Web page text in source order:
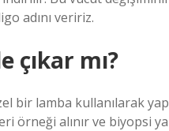
adını veririz.
mı?
bir lamba kullanılarak
örneği alınır ve biyopsi